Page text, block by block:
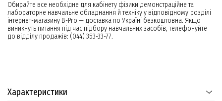
Обирайте все необхідне для кабінету фізики демонстраційне та
лабораторне навчальне обладнання й техніку у відповідному розділі
інтернет-магазину B-Pro — доставка по Україні безкоштовна. Якщо
виникнуть питання під час підбору навчальних засобів, телефонуйте
до відділу продажів: (044) 353-33-77.
Характеристики